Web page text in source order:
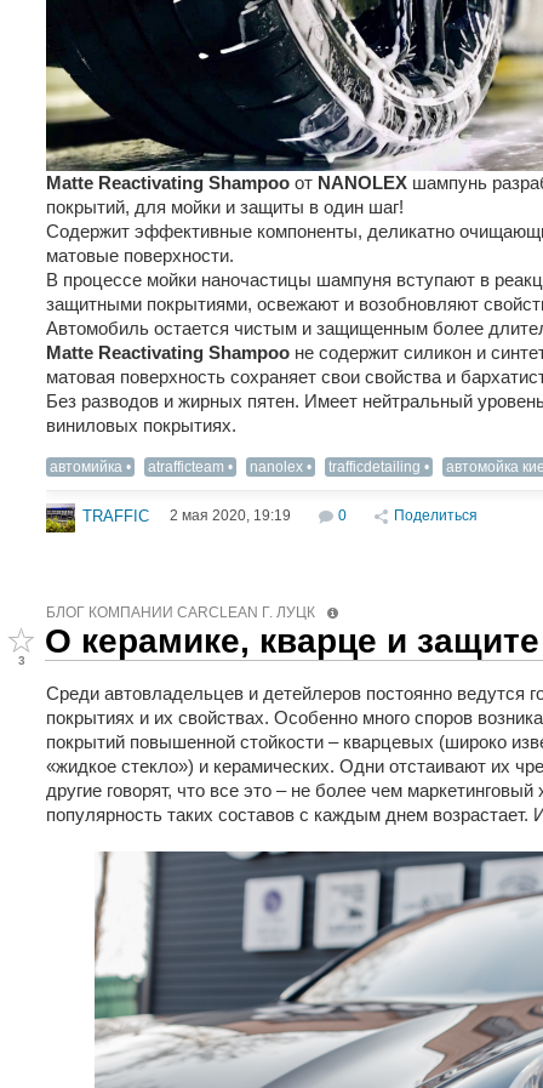
Matte Reactivating Shampoo от NANOLEX шампунь
покрытий, для мойки и защиты в один шаг!
Содержит эффективные компоненты, деликатно
матовые поверхности.
В процессе мойки наночастицы шампуня вступают в
защитными покрытиями, освежают и возобновляют
Автомобиль остается чистым и защищенным более
Matte Reactivating Shampoo не содержит силикон и
матовая поверхность сохраняет свои свойства и
Без разводов и жирных пятен. Имеет нейтральный
виниловых покрытиях.
автомийка atrafficteam nanolex trafficdetailing автомойка
TRAFFIC 2 мая 2020, 19:19 0 Поделиться
БЛОГ КОМПАНИИ СARCLEAN Г. ЛУЦК
3
О керамике, кварце и
Среди автовладельцев и детейлеров постоянно ведутся
покрытиях и их свойствах. Особенно много споров
покрытий повышенной стойкости – кварцевых (широко
«жидкое стекло») и керамических. Одни отстаивают их
другие говорят, что все это – не более чем
популярность таких составов с каждым днем возрастает.